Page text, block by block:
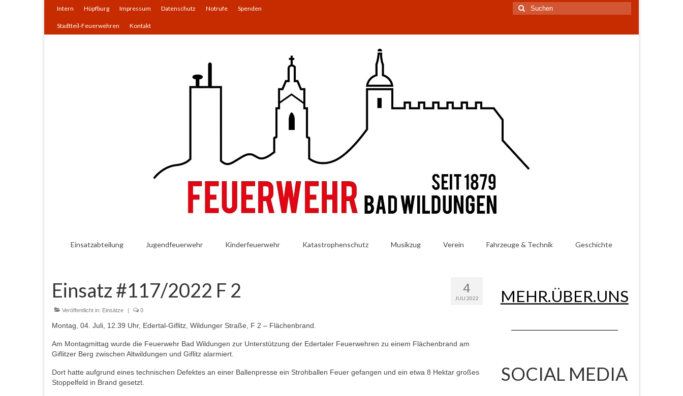
Intern Hüpfburg Impressum Datenschutz Notrufe Spenden
Stadtteil-Feuerwehren Kontakt
Suchen
nach:
Einsatzabteilung Jugendfeuerwehr Kinderfeuerwehr Katastrophenschutz Musikzug Verein Fahrzeuge & Technik Geschichte
4
JULI 2022
Einsatz #117/2022 F 2
Veröffentlicht in: Einsätze | 0
Montag, 04. Juli, 12.39 Uhr, Edertal-Giflitz, Wildunger Straße, F 2 – Flächenbrand.
Am Montagmittag wurde die Feuerwehr Bad Wildungen zur Unterstützung der Edertaler Feuerwehren zu einem Flächenbrand am
Giflitzer Berg zwischen Altwildungen und Giflitz alarmiert.
Dort hatte aufgrund eines technischen Defektes an einer Ballenpresse ein Strohballen Feuer gefangen und ein etwa 8 Hektar großes
Stoppelfeld in Brand gesetzt.
MEHR.ÜBER.UNS
SOCIAL MEDIA